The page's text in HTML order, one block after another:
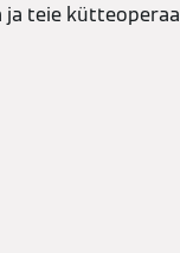
ja teie